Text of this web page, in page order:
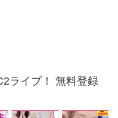
ライブ！ 無料登録